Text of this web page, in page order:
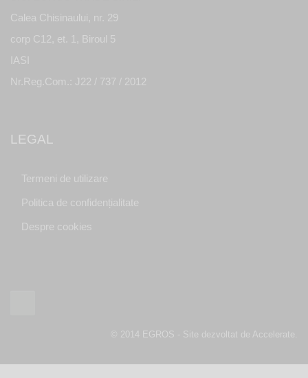
Calea Chisinaului, nr. 29
corp C12, et. 1, Biroul 5
IASI
Nr.Reg.Com.: J22 / 737 / 2012
LEGAL
Termeni de utilizare
Politica de confidențialitate
Despre cookies
© 2014 EGROS - Site dezvoltat de Accelerate.